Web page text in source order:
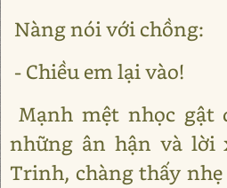
Nàng nói với chồng:
- Chiều em lại vào!
Mạnh mệt nhọc gật
những ân hận và lời
Trinh, chàng thấy